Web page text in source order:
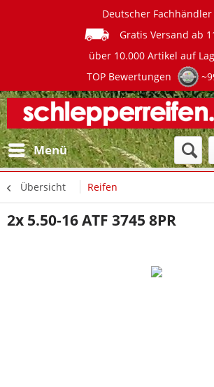
Deutscher Fachhändler
Gratis Versand ab
über 10.000 Artikel auf
TOP Bewertungen
Menü
Übersicht Reifen
2x 5.50-16 ATF 3745 8PR